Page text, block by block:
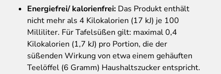
Energiefrei/ kalorienfrei: Das Produkt enthält
nicht mehr als 4 Kilokalorien (17 kJ) je 100
Milliliter. Für Tafelsüßen gilt: maximal 0,4
Kilokalorien (1,7 kJ) pro Portion, die der
süßenden Wirkung von etwa einem gehäuften
Teelöffel (6 Gramm) Haushaltszucker entspricht.